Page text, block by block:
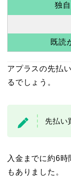
独
既読
アプラスの先払
るでしょう。
先払い
入金までに約6
もありました。